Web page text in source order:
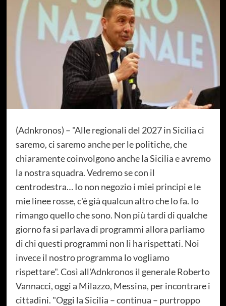
(Adnkronos) – "Alle regionali del 2027 in Sicilia ci
saremo, ci saremo anche per le politiche, che
chiaramente coinvolgono anche la Sicilia e avremo
la nostra squadra. Vedremo se con il
centrodestra… Io non negozio i miei principi e le
mie linee rosse, c'è già qualcun altro che lo fa. Io
rimango quello che sono. Non più tardi di qualche
giorno fa si parlava di programmi allora parliamo
di chi questi programmi non li ha rispettati. Noi
invece il nostro programma lo vogliamo
rispettare". Così all'Adnkronos il generale Roberto
Vannacci, oggi a Milazzo, Messina, per incontrare i
cittadini. "Oggi la Sicilia – continua – purtroppo